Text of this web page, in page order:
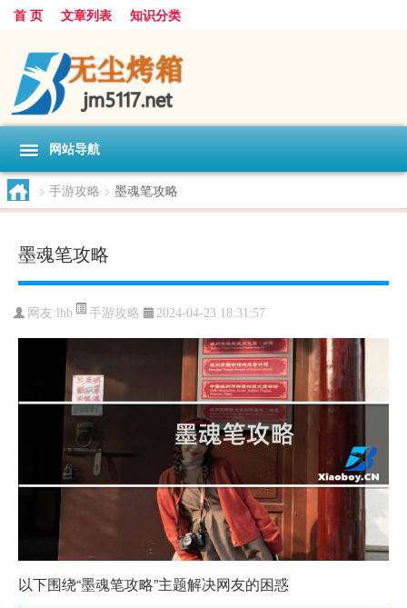
首 页 文章列表 知识分类
网站导航
> 手游攻略 > 墨魂笔攻略
墨魂笔攻略
网友:lhb 手游攻略 2024-04-23 18:31:57
以下围绕“墨魂笔攻略”主题解决网友的困惑